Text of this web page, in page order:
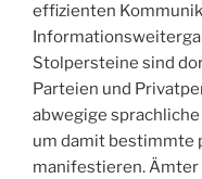
effizienten
Stolpersteine sind
Parteien und
abwegige
um damit bestimmte
manifestieren. Ämter